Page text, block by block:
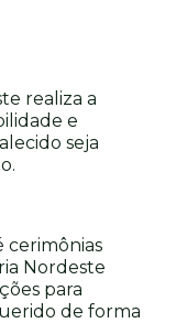
realiza a
e
seja
cerimônias
Nordeste
para
de forma